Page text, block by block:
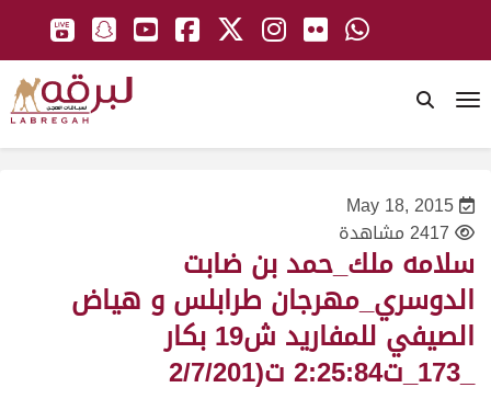
May 18, 2015
2417 مشاهدة
سلامه ملك_حمد بن ضابت
الدوسري_مهرجان طرابلس و هياض
الصيفي للمفاريد ش19 بكار
_173_ت2:25:84 ت(2/7/201